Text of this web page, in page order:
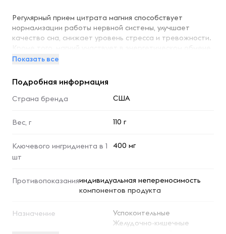
Регулярный прием цитрата магния способствует
нормализации работы нервной системы, улучшает
качество сна, снижает уровень стресса и тревожности.
Кроме того, магний участвует в энергетическом обмене,
поддерживает здоровье мышц, способствует
в крови.
Эта добавка может быть полезна при повышенных
сердечно-сосудистых заболеваний, при мышечных
спазмах и судорогах. Цитрат магния от NOW также
подходит для поддержания здоровья костной ткани и
предменструального синдрома.
Показать все
Подробная информация
Страна бренда США
Вес, г 110 г
Ключевого ингридиента в 1
шт
400 мг
Противопоказанияиндивидуальная непереносимость
компонентов продукта
Назначение
Успокоительные
Желудочно-кишечные